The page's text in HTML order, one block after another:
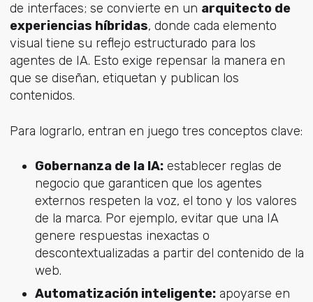
de interfaces; se convierte en un arquitecto de
experiencias híbridas, donde cada elemento
visual tiene su reflejo estructurado para los
agentes de IA. Esto exige repensar la manera en
que se diseñan, etiquetan y publican los
contenidos.
Para lograrlo, entran en juego tres conceptos clave:
Gobernanza de la IA:establecer reglas de
negocio que garanticen que los agentes
externos respeten la voz, el tono y los valores
de la marca. Por ejemplo, evitar que una IA
genere respuestas inexactas o
descontextualizadas a partir del contenido de la
web.
Automatización inteligente:apoyarse en